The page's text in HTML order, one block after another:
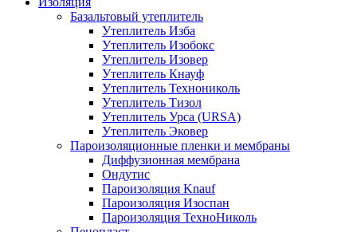
Базальтовый утеплитель
Утеплитель Изба
Утеплитель Изобокс
Утеплитель Изовер
Утеплитель Кнауф
Утеплитель Технониколь
Утеплитель Тизол
Утеплитель Урса (URSA)
Утеплитель Эковер
Пароизоляционные пленки и мембраны
Диффузионная мембрана
Ондутис
Пароизоляция Knauf
Пароизоляция Изоспан
Пароизоляция ТехноНиколь